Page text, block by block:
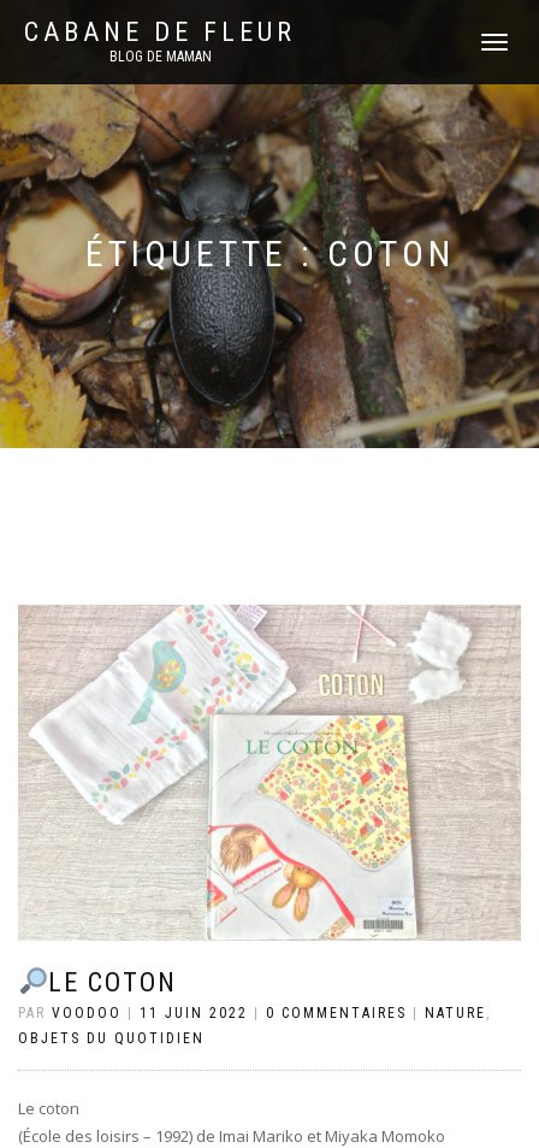
CABANE DE FLEUR
BLOG DE MAMAN
DÉPLIER
ÉTIQUETTE :COTON
LE COTON
PAR VOODOO | 11 JUIN 2022 | 0 COMMENTAIRES | NATURE
OBJETS DU QUOTIDIEN
Le coton
(École des loisirs – 1992) de Imai Mariko et Miyaka Momoko